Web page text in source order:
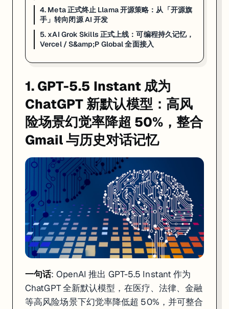
4. Meta 正式终止 Llama 开源策略：从「开源旗
手」转向闭源 AI 开发
5. xAI Grok Skills 正式上线：可编程持久记忆，
Vercel / S&amp;P Global 全面接入
1. GPT-5.5 Instant 成为
ChatGPT 新默认模型：高风
险场景幻觉率降超 50%，整合
Gmail 与历史对话记忆
一句话: OpenAI 推出 GPT-5.5 Instant 作为
ChatGPT 全新默认模型，在医疗、法律、金融
等高风险场景下幻觉率降低超 50%，并可整合